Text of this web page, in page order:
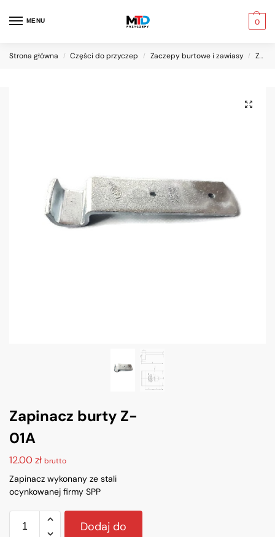
MENU 0
Strona główna / Części do przyczep / Zaczepy burtowe i zawiasy / Zaczepy burtowe
Zapinacz burty Z-
01A
12.00zł brutto
Zapinacz wykonany ze stali
ocynkowanej firmy SPP
Dodaj do